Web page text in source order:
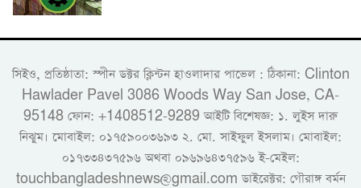
সিইও, প্রতিষ্ঠাতা: স্পীন ডক্টর ক্লিন্টন হাওলাদার পাভেল : ঠিকানা: Clinton
Hawlader Pavel 3086 Woods Way San Jose, CA-
95148 ফোন: +1408512-9289 আইটি বিশেষজ্ঞ: ১. লুইস দারু
নিঝুম। ‎মোবাইল: ০১৭৫৯০০৩৬৯৩ ২. মো. সাইফুল ইসলাম। মোবাইল:
০১৭৩৩৪৩৭৫৯৬ অথবা ০৯৬৯৬৪৩৭৫৯৬ ই-মেইল:
touchbangladeshnews@gmail.com ডাইরেক্টর: গৌরাঙ্গ বর্মন